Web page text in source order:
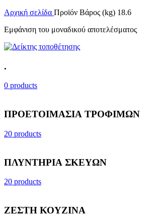
Αρχική σελίδα Προϊόν Βάρος (kg) 18.6
Εμφάνιση του μοναδικού αποτελέσματος
.
0 products
ΠΡΟΕΤΟΙΜΑΣΙΑ ΤΡΟΦΙΜΩΝ
20 products
ΠΛΥΝΤΗΡΙΑ ΣΚΕΥΩΝ
20 products
ΖΕΣΤΗ ΚΟΥΖΙΝΑ